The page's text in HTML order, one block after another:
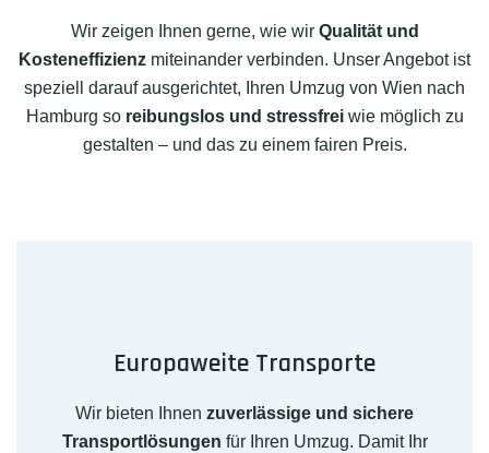
Wir zeigen Ihnen gerne, wie wir Qualität und
Kosteneffizienz miteinander verbinden. Unser Angebot ist
speziell darauf ausgerichtet, Ihren Umzug von Wien nach
Hamburg so reibungslos und stressfreiwie möglich zu
gestalten – und das zu einem fairen Preis.
Europaweite Transporte
Wir bieten Ihnen zuverlässige und sichere
Transportlösungen für Ihren Umzug. Damit Ihr